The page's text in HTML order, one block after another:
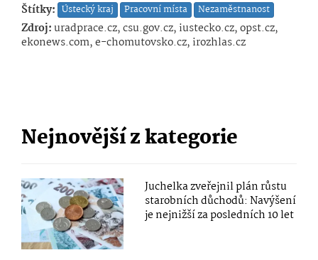
Štítky: Ústecký kraj Pracovní místa Nezaměstnanost
Zdroj:uradprace.cz, csu.gov.cz, iustecko.cz, opst.cz,
ekonews.com, e-chomutovsko.cz, irozhlas.cz
Nejnovější z kategorie
Juchelka zveřejnil plán růstu
starobních důchodů: Navýšení
je nejnižší za posledních 10 let